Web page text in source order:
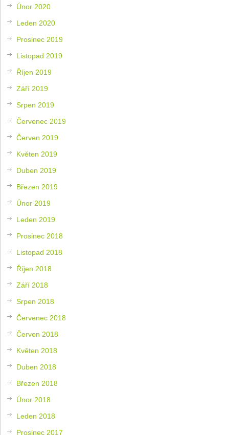
Únor 2020
Leden 2020
Prosinec 2019
Listopad 2019
Říjen 2019
Září 2019
Srpen 2019
Červenec 2019
Červen 2019
Květen 2019
Duben 2019
Březen 2019
Únor 2019
Leden 2019
Prosinec 2018
Listopad 2018
Říjen 2018
Září 2018
Srpen 2018
Červenec 2018
Červen 2018
Květen 2018
Duben 2018
Březen 2018
Únor 2018
Leden 2018
Prosinec 2017